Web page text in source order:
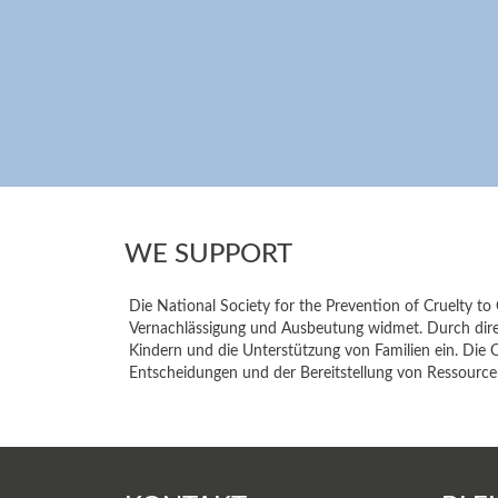
WE SUPPORT
Die National Society for the Prevention of Cruelty to
Vernachlässigung und Ausbeutung widmet. Durch
Kindern und die Unterstützung von Familien ein. Die
Entscheidungen und der Bereitstellung von